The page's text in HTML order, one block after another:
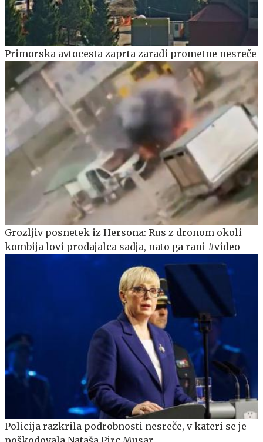
Primorska avtocesta zaprta zaradi prometne nesreče
Grozljiv posnetek iz Hersona: Rus z dronom okoli
kombija lovi prodajalca sadja, nato ga rani #video
Policija razkrila podrobnosti nesreče, v kateri se je